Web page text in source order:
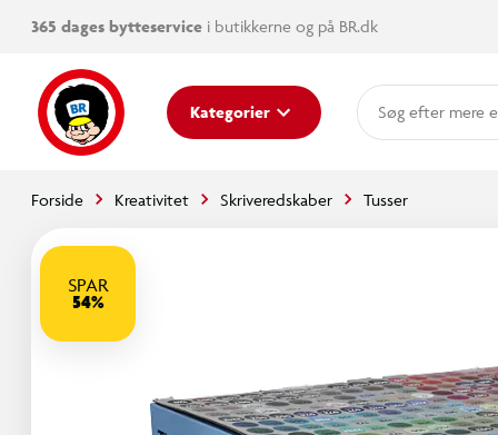
365 dages bytteservice i butikkerne og på BR.dk
Kategorier mere
Forside Kreativitet Skriveredskaber Tusser
SPAR
54%